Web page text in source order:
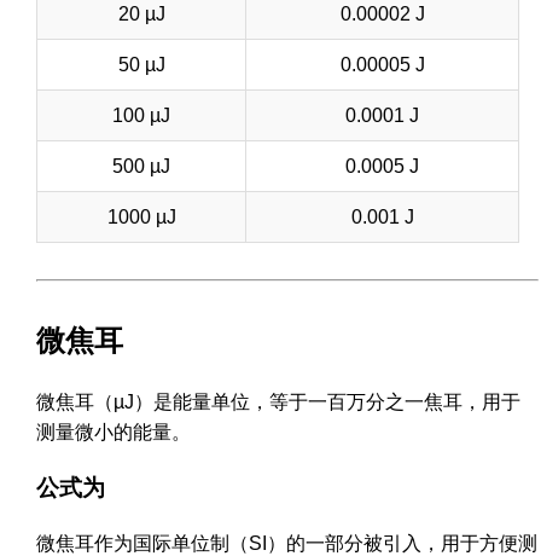
20 µJ 0.00002 J
50 µJ 0.00005 J
100 µJ 0.0001 J
500 µJ 0.0005 J
1000 µJ 0.001 J
微焦耳
微焦耳（µJ）是能量单位，等于一百万分之一焦耳，用于
测量微小的能量。
公式为
微焦耳作为国际单位制（SI）的一部分被引入，用于方便测